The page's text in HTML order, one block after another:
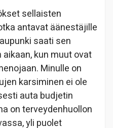
sellaisten
antavat äänestäjille
saati sen
kun muut ovat
Minulle on
karsiminen ei ole
auta budjetin
on terveydenhuollon
yli puolet